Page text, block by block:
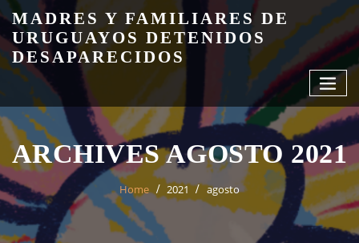
Skip
content
MADRES Y FAMILIARES DE
URUGUAYOS DETENIDOS
DESAPARECIDOS
ARCHIVES AGOSTO 2021
Home 2021 agosto